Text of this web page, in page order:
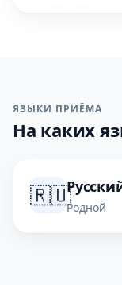
ЯЗЫКИ ПРИЁМА
На каких
🇷🇺Родной